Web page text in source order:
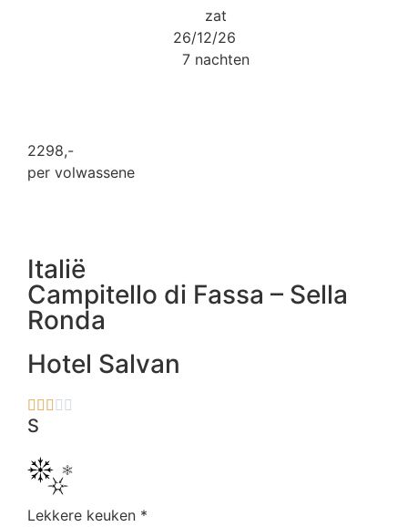
zat
26/12/26
7 nachten
2298,-
per volwassene
Italië
Campitello di Fassa – Sella
Ronda
Hotel Salvan
    
S
Lekkere keuken *